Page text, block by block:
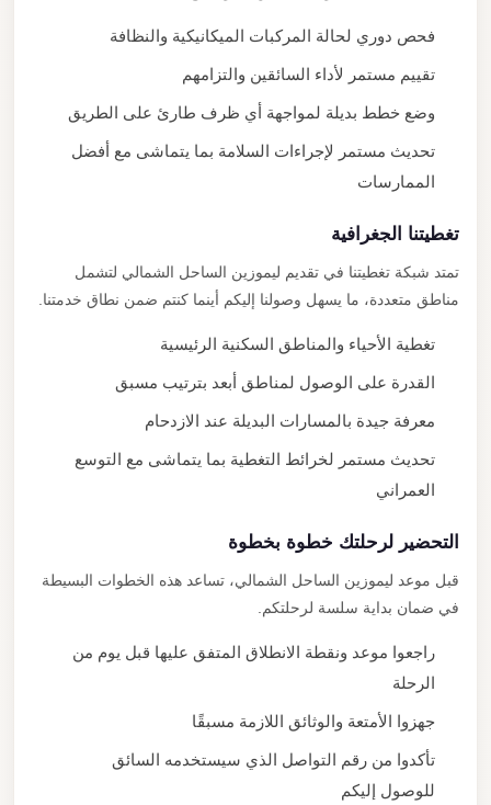
فحص دوري لحالة المركبات الميكانيكية والنظافة
تقييم مستمر لأداء السائقين والتزامهم
وضع خطط بديلة لمواجهة أي ظرف طارئ على الطريق
تحديث مستمر لإجراءات السلامة بما يتماشى مع أفضل
الممارسات
تغطيتنا الجغرافية
تمتد شبكة تغطيتنا في تقديم ليموزين الساحل الشمالي لتشمل
مناطق متعددة، ما يسهل وصولنا إليكم أينما كنتم ضمن نطاق خدمتنا.
تغطية الأحياء والمناطق السكنية الرئيسية
القدرة على الوصول لمناطق أبعد بترتيب مسبق
معرفة جيدة بالمسارات البديلة عند الازدحام
تحديث مستمر لخرائط التغطية بما يتماشى مع التوسع
العمراني
التحضير لرحلتك خطوة بخطوة
قبل موعد ليموزين الساحل الشمالي، تساعد هذه الخطوات البسيطة
في ضمان بداية سلسة لرحلتكم.
راجعوا موعد ونقطة الانطلاق المتفق عليها قبل يوم من
الرحلة
جهزوا الأمتعة والوثائق اللازمة مسبقًا
تأكدوا من رقم التواصل الذي سيستخدمه السائق
للوصول إليكم